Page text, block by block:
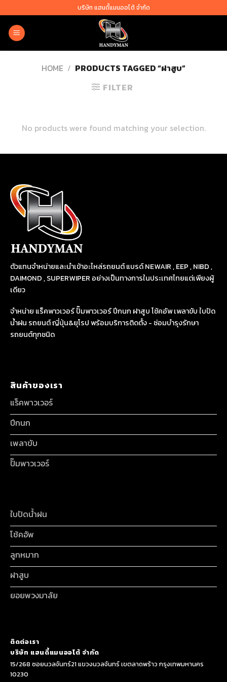
to
content
บริษัท แฮนดี้แมนออโต้ จำกัด
HOME / PRODUCTS TAGGED “ฝาสูบ”
FILTER
No products were found matching your selection.
ตัวแทนจำหน่ายและนำเข้าอะไหล่รถยนต์ แบรด์ NEWAIR , EEP , NIBD ,
DAIMOND , SUPERWIPER อย่างเป็นทางการในประเทศไทยแต่เพียงผู้
เดียว
จำหน่าย แร็คพาวเวอร์ ปั๊มพาวเวอร์ ปีกนก ฝาสูบ โช้คอัพ เพลาขับ ใบปัด
น้ำฝน รถยนต์ ญี่ปุ่น&ยุโรป พร้อมบริการติดตั้ง - ซ่อมบำรุงรักษา
รถยนต์ทุกชนิด
สินค้าของเรา
แร็คพาวเวอร์
ปีกนก
เพลาขับ
ปั๊มพาวเวอร์
ใบปัดน้ำฝน
โช้คอัพ
ลูกหมาก
ฝาสูบ
ยอยพวงมาลัย
ติดต่อเรา
บริษัท แฮนดี้แมนออโต้ จำกัด
15/268 ซอยนวลจันทร์21 แขวงนวลจันทร์ เขตลาดพร้าว กรุงเทพมหานคร
10230